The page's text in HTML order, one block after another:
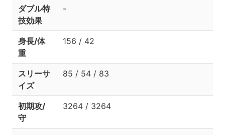
ダブル特
技効果
-
身長/体
重
156 / 42
スリーサ
イズ
85 / 54 / 83
初期攻/
守
3264 / 3264